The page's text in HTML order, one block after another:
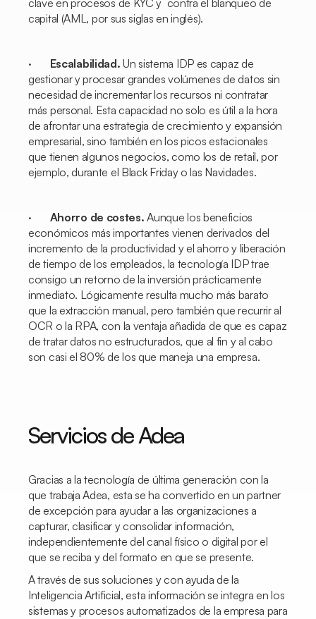
clave en procesos de KYC y contra el blanqueo de
capital (AML, por sus siglas en inglés).
· Escalabilidad.Un sistema IDP es capaz de
gestionar y procesar grandes volúmenes de datos sin
necesidad de incrementar los recursos ni contratar
más personal. Esta capacidad no solo es útil a la hora
de afrontar una estrategia de crecimiento y expansión
empresarial, sino también en los picos estacionales
que tienen algunos negocios, como los de retail, por
ejemplo, durante el Black Friday o las Navidades.
· Ahorro de costes.Aunque los beneficios
económicos más importantes vienen derivados del
incremento de la productividad y el ahorro y liberación
de tiempo de los empleados, la tecnología IDP trae
consigo un retorno de la inversión prácticamente
inmediato. Lógicamente resulta mucho más barato
que la extracción manual, pero también que recurrir al
OCR o la RPA, con la ventaja añadida de que es capaz
de tratar datos no estructurados, que al fin y al cabo
son casi el 80% de los que maneja una empresa.
Servicios de Adea
Gracias a la tecnología de última generación con la
que trabaja Adea, esta se ha convertido en un partner
de excepción para ayudar a las organizaciones a
capturar, clasificar y consolidar información,
independientemente del canal físico o digital por el
que se reciba y del formato en que se presente.
A través de sus soluciones y con ayuda de la
Inteligencia Artificial, esta información se integra en los
sistemas y procesos automatizados de la empresa para